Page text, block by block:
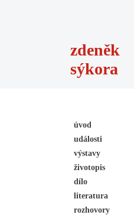
zdeněk
sýkora
úvod
události
výstavy
životopis
dílo
literatura
rozhovory